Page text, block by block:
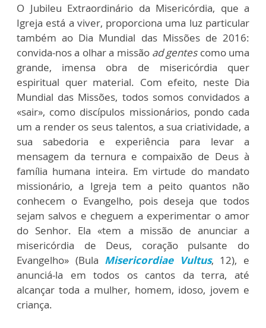
O Jubileu Extraordinário da Misericórdia, que a
Igreja está a viver, proporciona uma luz particular
também ao Dia Mundial das Missões de 2016:
convida-nos a olhar a missão ad gentes como uma
grande, imensa obra de misericórdia quer
espiritual quer material. Com efeito, neste Dia
Mundial das Missões, todos somos convidados a
«sair», como discípulos missionários, pondo cada
um a render os seus talentos, a sua criatividade, a
sua sabedoria e experiência para levar a
mensagem da ternura e compaixão de Deus à
família humana inteira. Em virtude do mandato
missionário, a Igreja tem a peito quantos não
conhecem o Evangelho, pois deseja que todos
sejam salvos e cheguem a experimentar o amor
do Senhor. Ela «tem a missão de anunciar a
misericórdia de Deus, coração pulsante do
Evangelho» (Bula Misericordiae Vultus, 12), e
anunciá-la em todos os cantos da terra, até
alcançar toda a mulher, homem, idoso, jovem e
criança.